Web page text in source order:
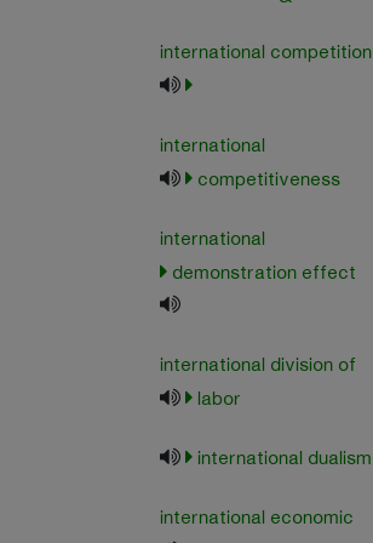
international competition
international
competitiveness
international
demonstration effect
international division of
labor
international dualism
international economic